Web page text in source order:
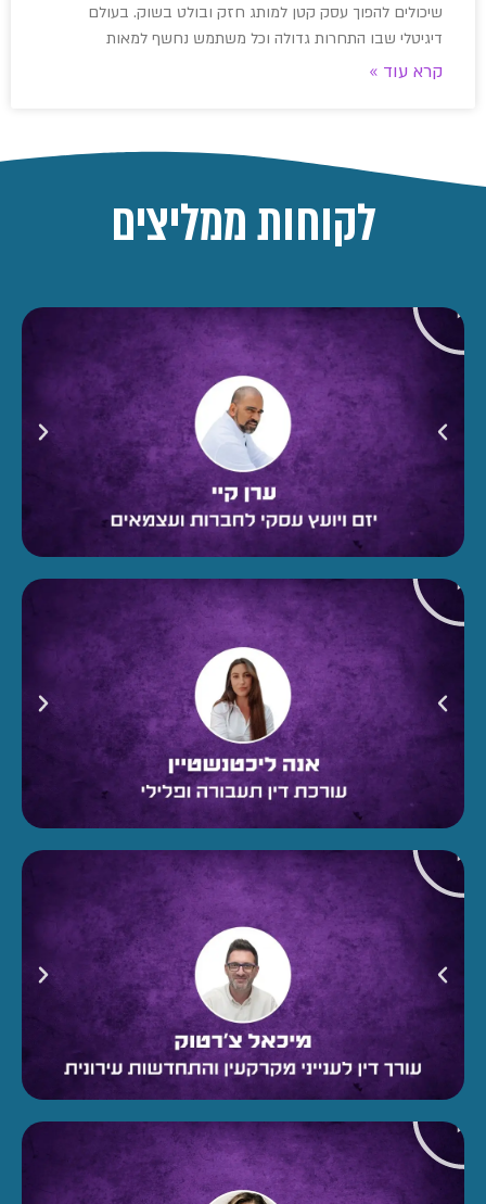
שיכולים להפוך עסק קטן למותג חזק ובולט בשוק. בעולם
דיגיטלי שבו התחרות גדולה וכל משתמש נחשף למאות
קרא עוד »
לקוחות ממליצים